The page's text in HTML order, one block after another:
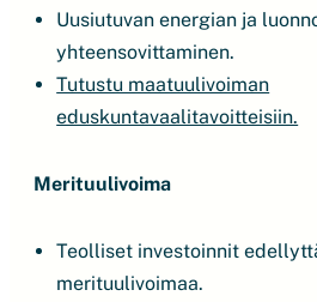
Uusiutuvan energian ja
yhteensovittaminen.
Tutustu maatuulivoiman
eduskuntavaalitavoitteisiin.
Merituulivoima
Teolliset investoinnit
merituulivoimaa.